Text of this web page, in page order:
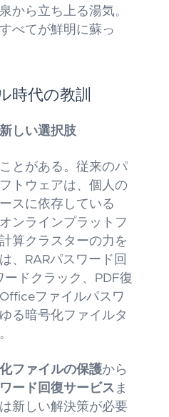
から立ち上る湯気。
べてが鮮明に蘇っ
時代の教訓
しい選択肢
とがある。従来のパ
トウェアは、個人の
スに依存している
ンラインプラットフ
算クラスターの力を
、RARパスワード回
ドクラック、PDF復
ファイルパスワ
る暗号化ファイルタ
ファイルの保護から
ード回復サービス ま
新しい解決策が必要